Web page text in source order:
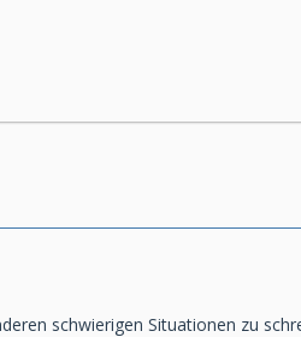
schwierigen Situationen zu